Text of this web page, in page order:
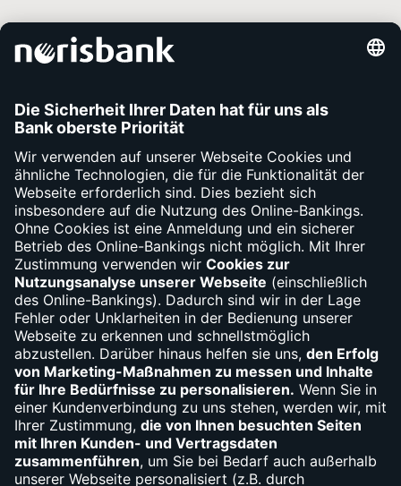
Unsere Services
Kontakt
Bargeld
Debit- und Kreditkartensperre
(030) 310-66010
Widerruf